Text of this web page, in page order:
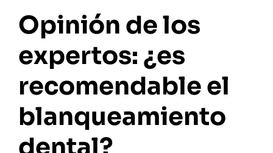
Opinión de los
expertos: ¿es
recomendable el
blanqueamiento